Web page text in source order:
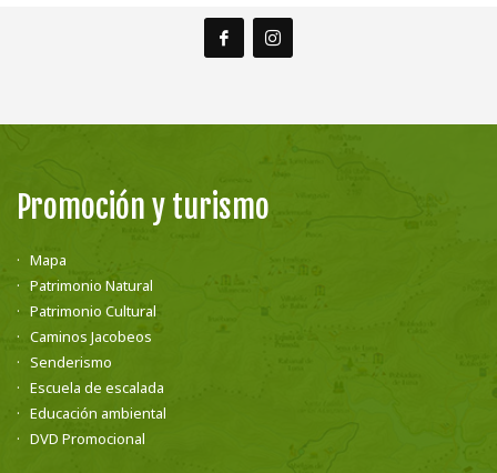
Promoción y turismo
Mapa
Patrimonio Natural
Patrimonio Cultural
Caminos Jacobeos
Senderismo
Escuela de escalada
Educación ambiental
DVD Promocional